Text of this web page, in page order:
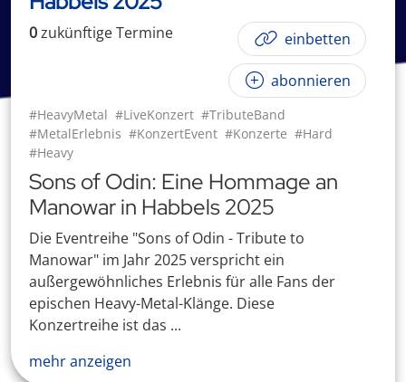
0zukünftigeTermine einbetten
abonnieren
#HeavyMetal #LiveKonzert #TributeBand
#MetalErlebnis #KonzertEvent #Konzerte #Hard
#Heavy
Sons of Odin: Eine Hommage an
Manowar in Habbels 2025
Die Eventreihe "Sons of Odin - Tribute to
Manowar" im Jahr 2025 verspricht ein
außergewöhnliches Erlebnis für alle Fans der
epischen Heavy-Metal-Klänge. Diese
Konzertreihe ist das ...
mehr anzeigen